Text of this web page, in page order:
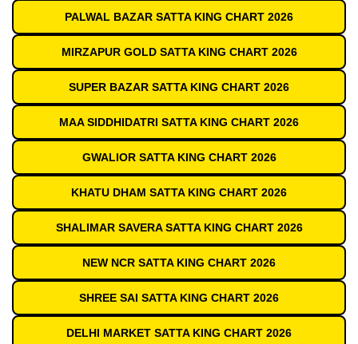
PALWAL BAZAR SATTA KING CHART 2026
MIRZAPUR GOLD SATTA KING CHART 2026
SUPER BAZAR SATTA KING CHART 2026
MAA SIDDHIDATRI SATTA KING CHART 2026
GWALIOR SATTA KING CHART 2026
KHATU DHAM SATTA KING CHART 2026
SHALIMAR SAVERA SATTA KING CHART 2026
NEW NCR SATTA KING CHART 2026
SHREE SAI SATTA KING CHART 2026
DELHI MARKET SATTA KING CHART 2026